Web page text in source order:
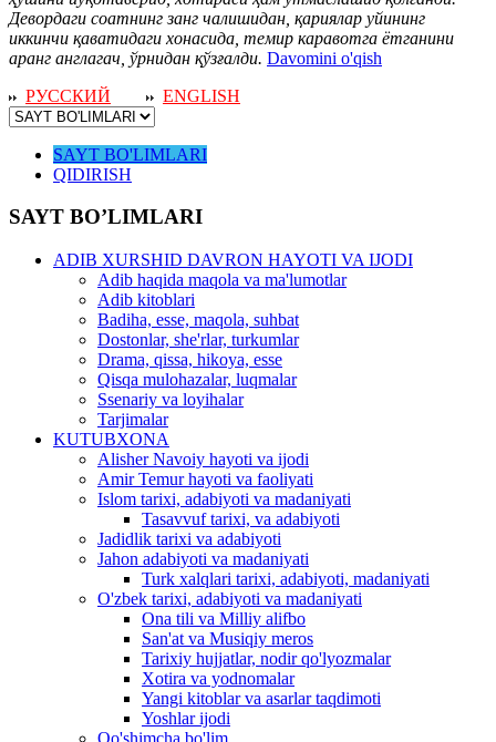
Девордаги соатнинг занг чалишидан, қариялар уйининг
иккинчи қаватидаги хонасида, темир каравотга ётганини
аранг англагач, ўрнидан қўзғалди. Davomini o'qish
РУССКИЙ
ENGLISH
SAYT BO'LIMLARI
QIDIRISH
SAYT BO’LIMLARI
ADIB XURSHID DAVRON HAYOTI VA IJODI
Adib haqida maqola va ma'lumotlar
Adib kitoblari
Badiha, esse, maqola, suhbat
Dostonlar, she'rlar, turkumlar
Drama, qissa, hikoya, esse
Qisqa mulohazalar, luqmalar
Ssenariy va loyihalar
Tarjimalar
KUTUBXONA
Alisher Navoiy hayoti va ijodi
Amir Temur hayoti va faoliyati
Islom tarixi, adabiyoti va madaniyati
Tasavvuf tarixi, va adabiyoti
Jadidlik tarixi va adabiyoti
Jahon adabiyoti va madaniyati
Turk xalqlari tarixi, adabiyoti, madaniyati
O'zbek tarixi, adabiyoti va madaniyati
Ona tili va Milliy alifbo
San'at va Musiqiy meros
Tarixiy hujjatlar, nodir qo'lyozmalar
Xotira va yodnomalar
Yangi kitoblar va asarlar taqdimoti
Yoshlar ijodi
Qo'shimcha bo'lim